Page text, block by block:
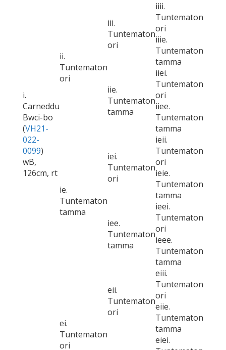
i.
Carneddu
Bwci-bo
(VH21-
022-
0099)
wB,
126cm, rt
ii.
Tuntematon
ori
iii.
Tuntematon
ori
iiii.
Tuntematon
ori
iiie.
Tuntematon
tamma
iie.
Tuntematon
tamma
iiei.
Tuntematon
ori
iiee.
Tuntematon
tamma
ie.
Tuntematon
tamma
iei.
Tuntematon
ori
ieii.
Tuntematon
ori
ieie.
Tuntematon
tamma
iee.
Tuntematon
tamma
ieei.
Tuntematon
ori
ieee.
Tuntematon
tamma
ei.
Tuntematon
ori
eii.
Tuntematon
ori
eiii.
Tuntematon
ori
eiie.
Tuntematon
tamma
eiei.